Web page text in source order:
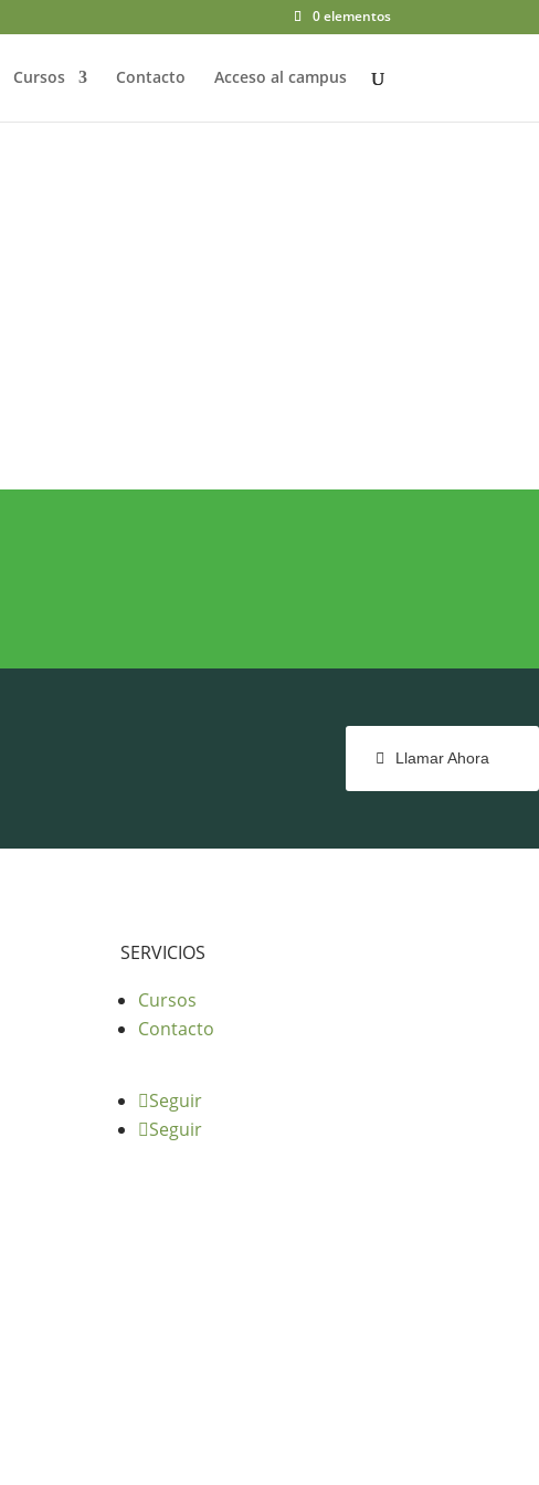
0 elementos
Cursos Contacto Acceso al campus
Llamar Ahora
SERVICIOS
Cursos
Contacto
Seguir
Seguir